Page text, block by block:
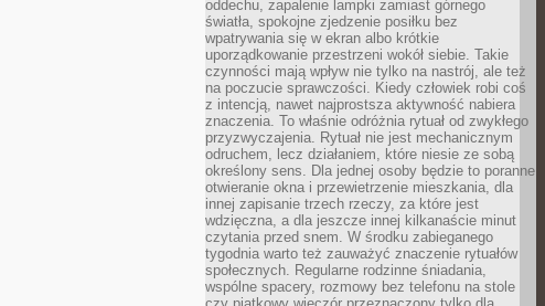
oddechu, zapalenie lampki zamiast górnego
światła, spokojne zjedzenie posiłku bez
wpatrywania się w ekran albo krótkie
uporządkowanie przestrzeni wokół siebie. Takie
czynności mają wpływ nie tylko na nastrój, ale też
na poczucie sprawczości. Kiedy człowiek robi coś
z intencją, nawet najprostsza aktywność nabiera
znaczenia. To właśnie odróżnia rytuał od zwykłego
przyzwyczajenia. Rytuał nie jest mechanicznym
odruchem, lecz działaniem, które niesie ze sobą
określony sens. Dla jednej osoby będzie to poranne
otwieranie okna i przewietrzenie mieszkania, dla
innej zapisanie trzech rzeczy, za które jest
wdzięczna, a dla jeszcze innej kilkanaście minut
czytania przed snem. W środku zabieganego
tygodnia warto też zauważyć znaczenie rytuałów
społecznych. Regularne rodzinne śniadania,
wspólne spacery, rozmowy bez telefonu na stole